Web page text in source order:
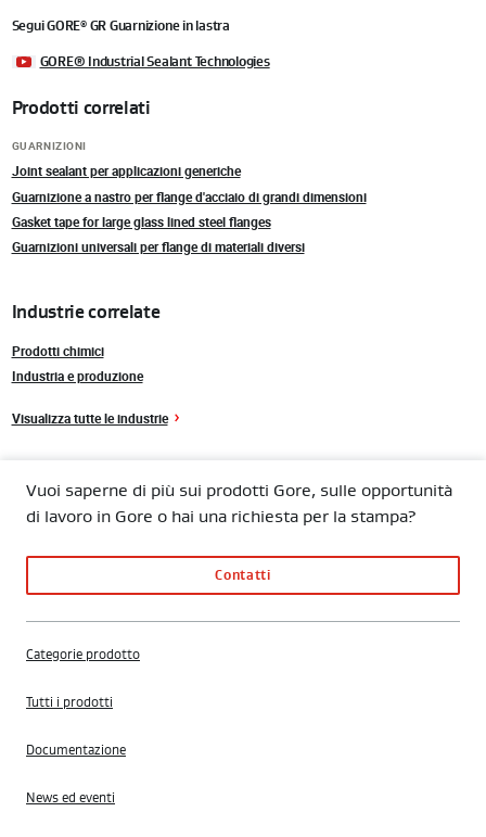
Segui GORE®GR Guarnizione in lastra
GORE® Industrial Sealant Technologies
Prodotti correlati
GUARNIZIONI
Joint sealant per applicazioni generiche
Guarnizione a nastro per flange d'acciaio di grandi dimensioni
Gasket tape for large glass lined steel flanges
Guarnizioni universali per flange di materiali diversi
Industrie correlate
Prodotti chimici
Industria e produzione
Visualizza tutte le industrie
Vuoi saperne di più sui prodotti Gore, sulle opportunità
di lavoro in Gore o hai una richiesta per la stampa?
Contatti
Categorie prodotto
Tutti i prodotti
Documentazione
News ed eventi